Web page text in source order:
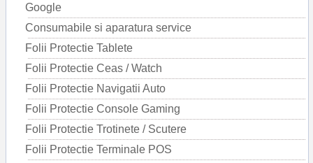
Google
Consumabile si aparatura service
Folii Protectie Tablete
Folii Protectie Ceas / Watch
Folii Protectie Navigatii Auto
Folii Protectie Console Gaming
Folii Protectie Trotinete / Scutere
Folii Protectie Terminale POS